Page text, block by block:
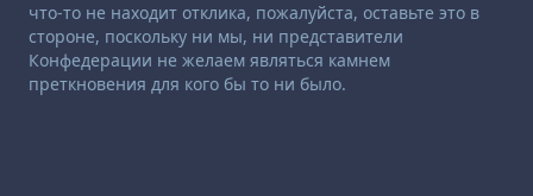
что-то не находит отклика, пожалуйста, оставьте это в
стороне, поскольку ни мы, ни представители
Конфедерации не желаем являться камнем
преткновения для кого бы то ни было.